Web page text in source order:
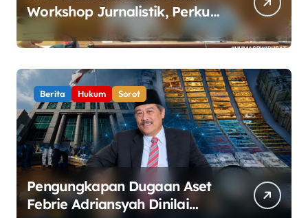
Workshop Jurnalistik, Perkuat
Literasi Keuangan Digital bagi
Insan Pers
Berita Hukum Sorot
Pengungkapan Dugaan Aset
Febrie Adriansyah Dinilai